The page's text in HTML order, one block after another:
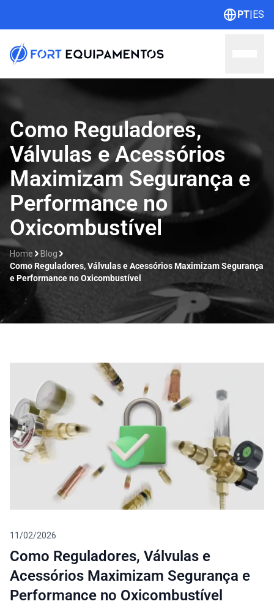
PT|ES
Home
Sobre nós
Linhas
Outlet
Contato
Catálogos
Como Reguladores,
Válvulas e Acessórios
Maximizam Segurança e
Performance no
Oxicombustível
Home
Blog
Como Reguladores, Válvulas e Acessórios Maximizam Segurança
e Performance no Oxicombustível
11/02/2026
Como Reguladores, Válvulas e
Acessórios Maximizam Segurança e
Performance no Oxicombustível